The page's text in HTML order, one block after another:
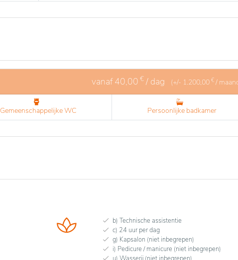
vanaf40,00 € / dag (+/- 1.200,00 € /
Gemeenschappelijke WC Persoonlijke badkamer
b) Technische assistentie
c) 24 uur per dag
g) Kapsalon (niet inbegrepen)
i) Pedicure / manicure (niet inbegrepen)